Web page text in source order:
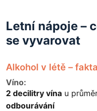
Letní nápoje –
se vyvarovat
Alkohol v létě –
Víno:
2 decilitry vína u
odbourávání